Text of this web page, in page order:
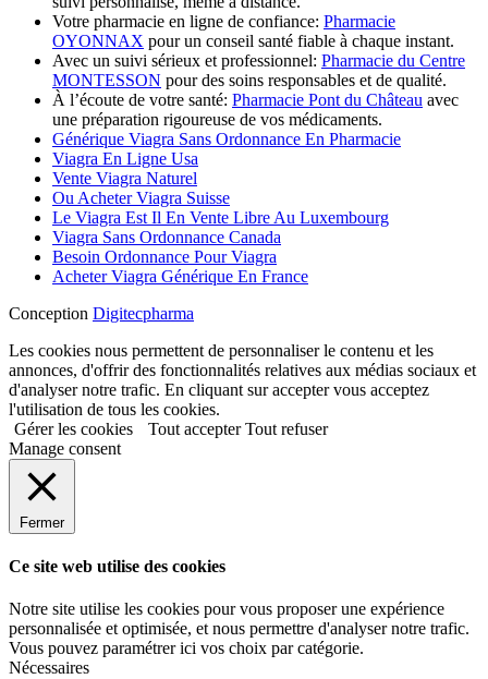
Votre pharmacie en ligne de confiance: Pharmacie
OYONNAX pour un conseil santé fiable à chaque instant.
Avec un suivi sérieux et professionnel: Pharmacie du Centre
MONTESSON pour des soins responsables et de qualité.
À l’écoute de votre santé: Pharmacie Pont du Château avec
une préparation rigoureuse de vos médicaments.
Générique Viagra Sans Ordonnance En Pharmacie
Viagra En Ligne Usa
Vente Viagra Naturel
Ou Acheter Viagra Suisse
Le Viagra Est Il En Vente Libre Au Luxembourg
Viagra Sans Ordonnance Canada
Besoin Ordonnance Pour Viagra
Acheter Viagra Générique En France
Conception Digitecpharma
Les cookies nous permettent de personnaliser le contenu et les
annonces, d'offrir des fonctionnalités relatives aux médias sociaux et
d'analyser notre trafic. En cliquant sur accepter vous acceptez
l'utilisation de tous les cookies.
Gérer les cookies
Tout accepterTout refuser
Manage consent
Fermer
Ce site web utilise des cookies
Notre site utilise les cookies pour vous proposer une expérience
personnalisée et optimisée, et nous permettre d'analyser notre trafic.
Vous pouvez paramétrer ici vos choix par catégorie.
Nécessaires